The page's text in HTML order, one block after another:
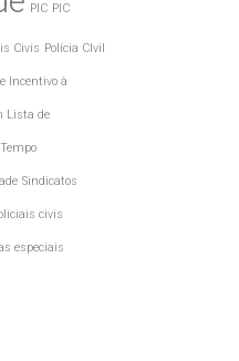
PIC PIC
Civis Polícia CIvil
Incentivo à
Lista de
Sindicatos
civis
especiais